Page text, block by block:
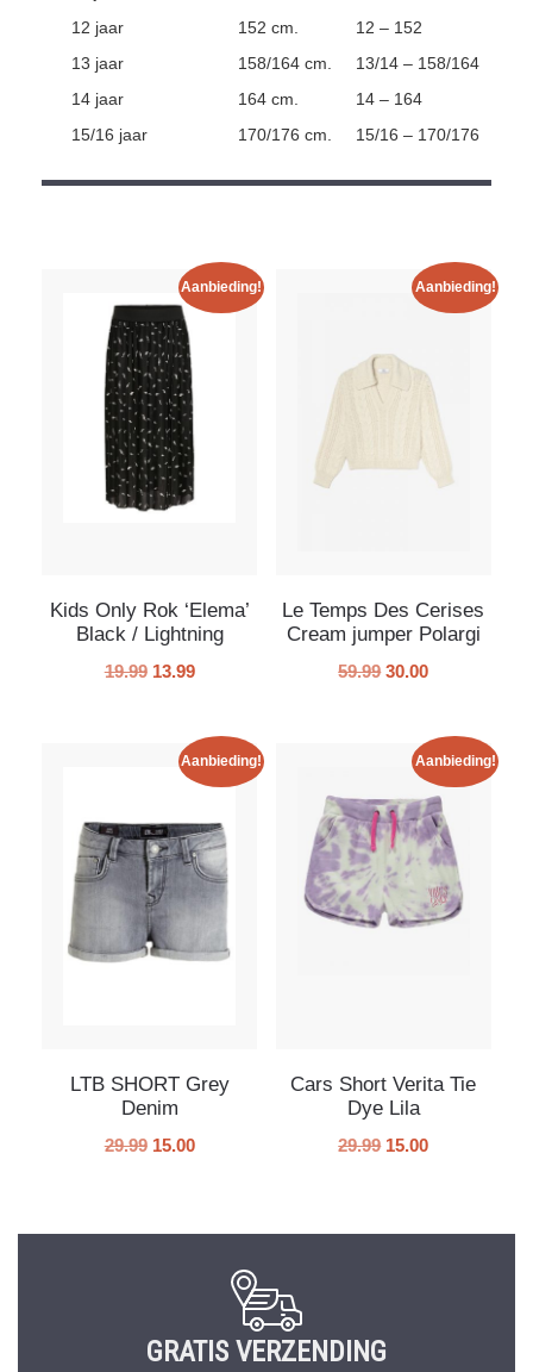
12 jaar
152 cm.
12 – 152
13 jaar
158/164 cm.
13/14 – 158/164
14 jaar
164 cm.
14 – 164
15/16 jaar
170/176 cm. 15/16 – 170/176
Aanbieding!
Kids Only Rok ‘Elema’
Black / Lightning
19.99 13.99
Aanbieding!
Le Temps Des Cerises
Cream jumper Polargi
59.99 30.00
Aanbieding!
LTB SHORT Grey
Denim
29.99 15.00
Aanbieding!
Cars Short Verita Tie
Dye Lila
29.99 15.00
GRATIS VERZENDING